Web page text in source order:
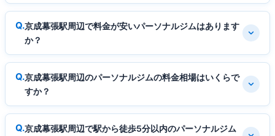
京成幕張駅周辺で料金が安いパーソナルジムはあります
か？
京成幕張駅周辺のパーソナルジムの料金相場はいくらで
すか？
京成幕張駅周辺で駅から徒歩5分以内のパーソナルジム